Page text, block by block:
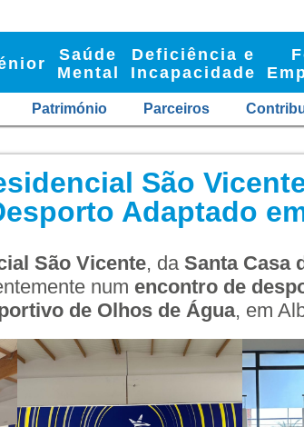
Saúde
Mental
Deficiência e
Incapacidade
Património Parceiros
São
Adaptado
São Vicente, da Santa Casa
num encontro de
de Olhos de Água, em